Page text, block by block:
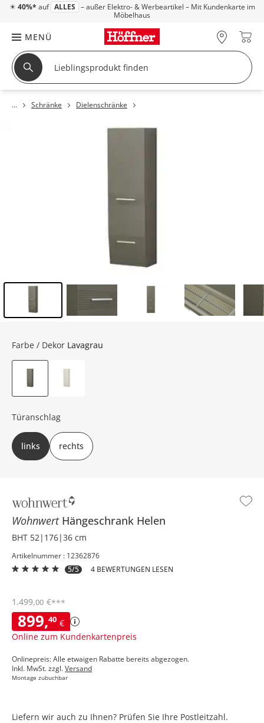
☀ 40%* auf ALLES – außer Elektro- & Werbeartikel – Mit Kundenkarte im
Möbelhaus
MENÜ
Schränke Dielenschränke
Wohnwert Hängeschrank Helen
BHT 52|176|36 cm
Artikelnummer : 12362876
5/5
4 BEWERTUNGEN LESEN
899,40 €
Online zum Kundenkartenpreis
1.499,00 €***
Onlinepreis: Alle etwaigen Rabatte bereits abgezogen.
Inkl. MwSt. zzgl.Versand
Montage zubuchbar
Farbe / Dekor Lavagrau
Türanschlag
links rechts
Liefern wir auch zu Ihnen? Prüfen Sie Ihre Postleitzahl.